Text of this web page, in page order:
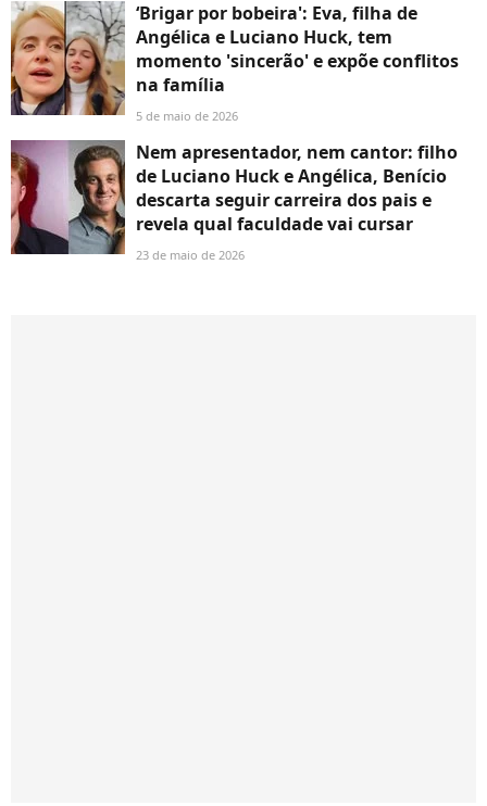
‘Brigar por bobeira': Eva, filha de
Angélica e Luciano Huck, tem
momento 'sincerão' e expõe conflitos
na família
5 de maio de 2026
Nem apresentador, nem cantor: filho
de Luciano Huck e Angélica, Benício
descarta seguir carreira dos pais e
revela qual faculdade vai cursar
23 de maio de 2026